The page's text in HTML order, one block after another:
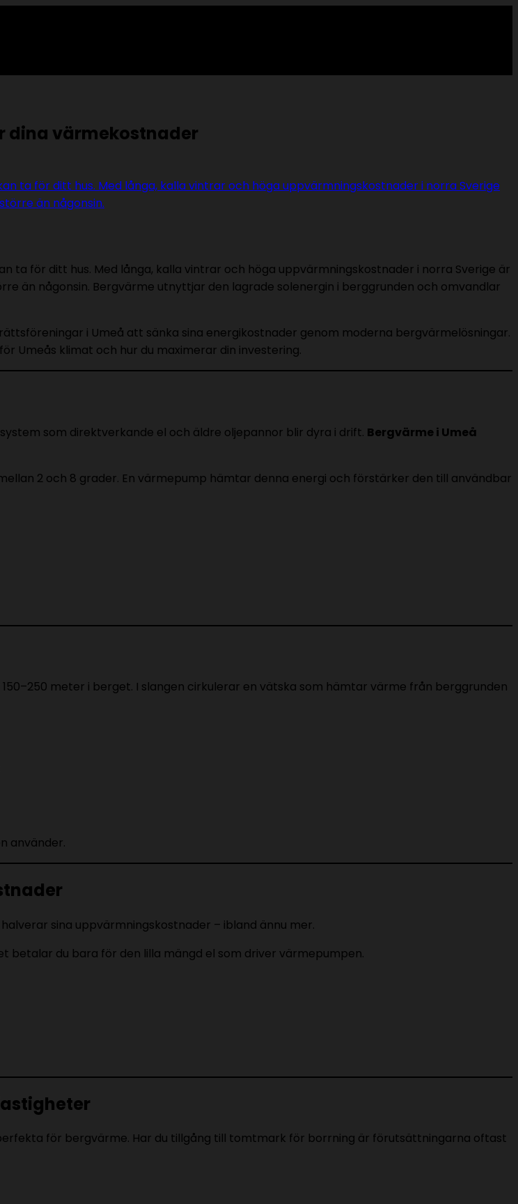
dina värmekostnader
ta för ditt hus. Med långa, kalla vintrar och höga uppvärmningskostnader i norra Sverige är
än någonsin. Bergvärme utnyttjar den lagrade solenergin i berggrunden och omvandlar
i Umeå att sänka sina energikostnader genom moderna bergvärmelösningar.
Umeås klimat och hur du maximerar din investering.
som direktverkande el och äldre oljepannor blir dyra i drift. Bergvärme i Umeå
2 och 8 grader. En värmepump hämtar denna energi och förstärker den till användbar
meter i berget. I slangen cirkulerar en vätska som hämtar värme från berggrunden
använder.
sina uppvärmningskostnader – ibland ännu mer.
du bara för den lilla mängd el som driver värmepumpen.
för bergvärme. Har du tillgång till tomtmark för borrning är förutsättningarna oftast